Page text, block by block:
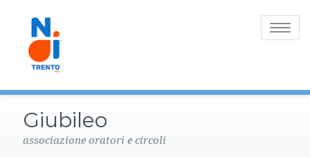
Toggle
Giubileo
associazione oratori e circoli